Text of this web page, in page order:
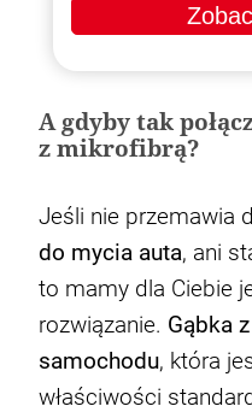
A gdyby tak
z mikrofibrą?
Jeśli nie przemawia
do mycia auta, ani
to mamy dla Ciebie
rozwiązanie. Gąbka
samochodu, która
właściwości